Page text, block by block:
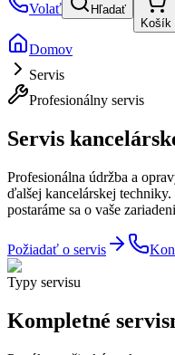
Volať
Hľadať
Košík
Domov
Servis
Profesionálny servis
Servis
Profesionálna údržba a
ďalšej kancelárskej
postaráme sa o vaše
Požiadať o servis
Typy servisu
Kompletné